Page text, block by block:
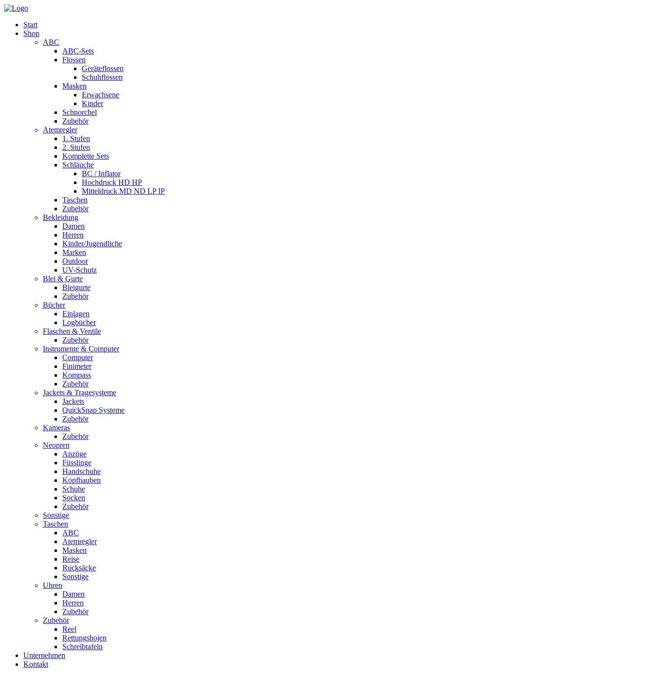
Start
Shop
ABC
ABC-Sets
Flossen
Geräteflossen
Schuhflossen
Masken
Erwachsene
Kinder
Schnorchel
Zubehör
Atemregler
1. Stufen
2. Stufen
Komplette Sets
Schläuche
BC / Inflator
Hochdruck HD HP
Mitteldruck MD ND LP IP
Taschen
Zubehör
Bekleidung
Damen
Herren
Kinder/Jugendliche
Marken
Outdoor
UV-Schutz
Blei & Gurte
Bleigurte
Zubehör
Bücher
Einlagen
Logbücher
Flaschen & Ventile
Zubehör
Instrumente & Computer
Computer
Finimeter
Kompass
Zubehör
Jackets & Tragesysteme
Jackets
QuickSnap Systeme
Zubehör
Kameras
Zubehör
Neopren
Anzüge
Füsslinge
Handschuhe
Kopfhauben
Schuhe
Socken
Zubehör
Sonstige
Taschen
ABC
Atemregler
Masken
Reise
Rucksäcke
Sonstige
Uhren
Damen
Herren
Zubehör
Zubehör
Reel
Rettungsbojen
Schreibtafeln
Unternehmen
Kontakt